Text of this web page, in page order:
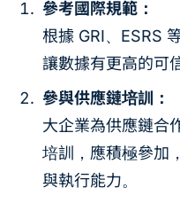
參考國際規範：
根據 GRI、ESRS
讓數據有更高的可
參與供應鏈培訓：
大企業為供應鏈合
培訓，應積極參加
與執行能力。